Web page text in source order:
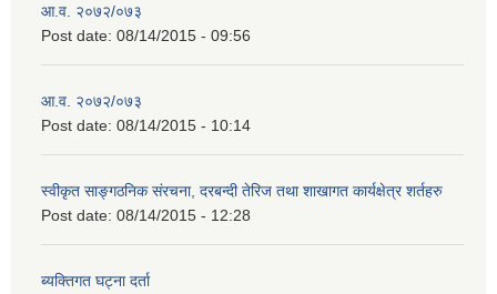
आ.व. २०७२/०७३
Post date: 08/14/2015 - 09:56
आ.व. २०७२/०७३
Post date: 08/14/2015 - 10:14
स्वीकृत साङ्गठनिक संरचना, दरबन्दी तेरिज तथा शाखागत कार्यक्षेत्र शर्तहरु
Post date: 08/14/2015 - 12:28
ब्यक्तिगत घट्ना दर्ता